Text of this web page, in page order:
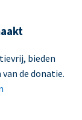
bieden
de donatie.